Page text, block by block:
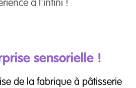
à l’infini !
sensorielle !
de la fabrique à pâtisserie